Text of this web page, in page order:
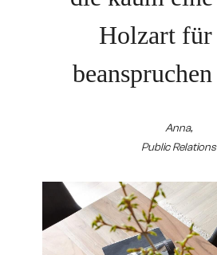
Holzart für
Anna,
Public Relations